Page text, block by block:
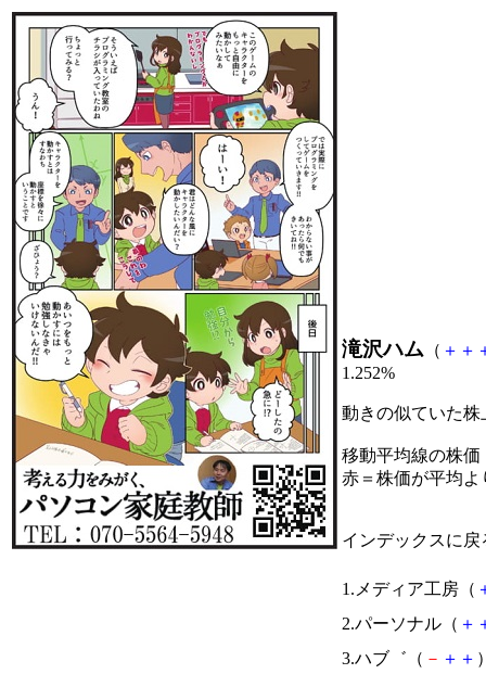
滝沢ハム （ ＋ ＋
1.252%
動きの似ていた
移動平均線の株価
赤＝株価が平均
インデックスに戻
1.メディア工房（
2.パーソナル（ ＋
3.ハブ゛（ － ＋ ＋